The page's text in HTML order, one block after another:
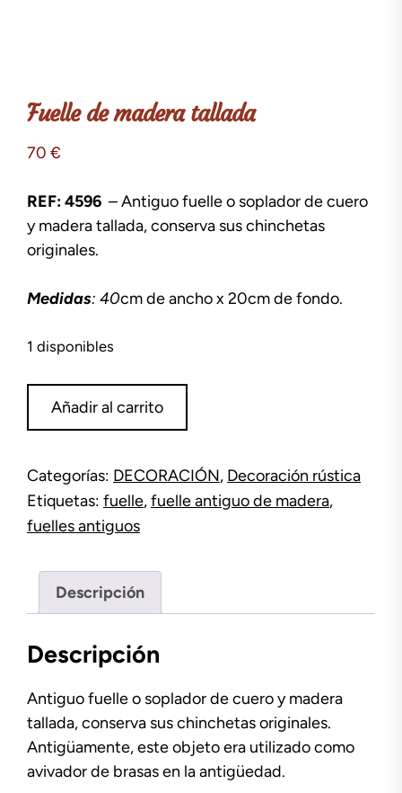
Fuelle de madera tallada
70 €
REF: 4596 – Antiguo fuelle o soplador de cuero
y madera tallada, conserva sus chinchetas
originales.
Medidas: 40cm de ancho x 20cm de fondo.
1 disponibles
cantidad
Añadir al carrito
Categorías: DECORACIÓN, Decoración rústica
Etiquetas: fuelle,fuelle antiguo de madera,
fuelles antiguos
Descripción
Descripción
Antiguo fuelle o soplador de cuero y madera
tallada, conserva sus chinchetas originales.
Antigüamente, este objeto era utilizado como
avivador de brasas en la antigüedad.